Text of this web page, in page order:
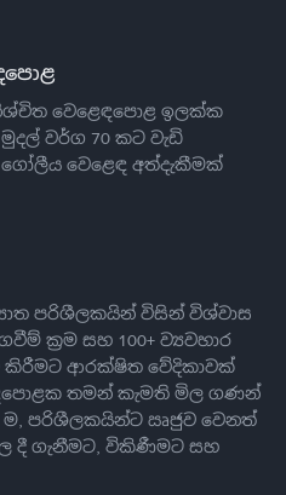
වෙළෙඳපොළ ඉලක්ක
මුදල් වර්ග 70 කට වැඩි
වෙළෙඳ අත්දැකීමක්
පරිශීලකයින් විසින් විශ්වාස
ක්‍රම සහ 100+ ව්‍යවහාර
කිරීමට ආරක්ෂිත වේදිකාවක්
තමන් කැමති මිල ගණන්
ම, පරිශීලකයින්ට ඍජුව වෙනත්
දී ගැනීමට, විකිණීමට සහ